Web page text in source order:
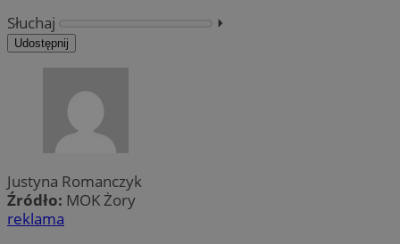
Słuchaj
⏵︎
Udostępnij
Justyna Romanczyk
Źródło: MOK Żory
reklama